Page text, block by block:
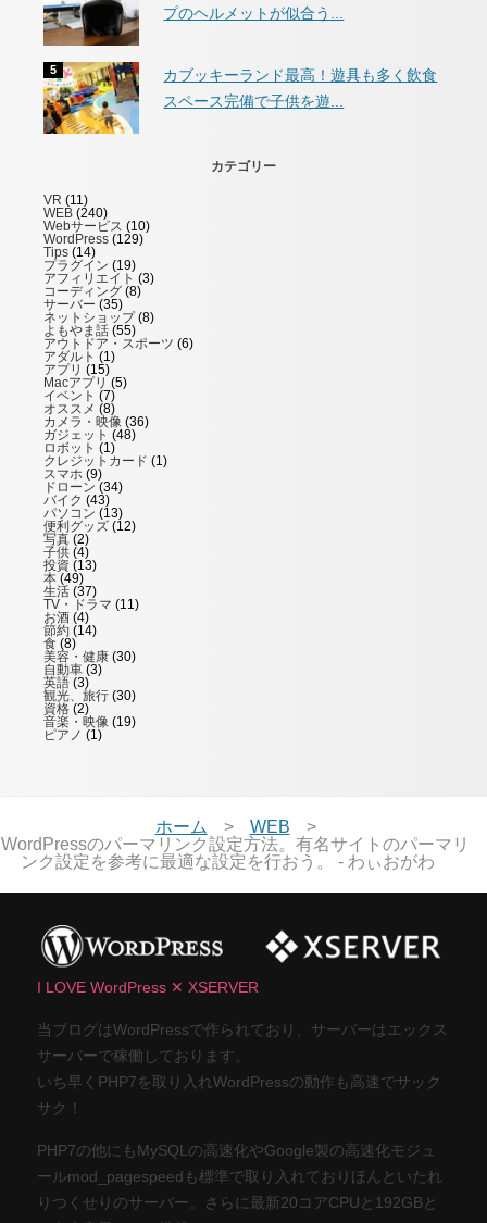
プのヘルメットが似合う...
カブッキーランド最高！遊具も多く飲食
スペース完備で子供を遊...
カテゴリー
VR (11)
WEB (240)
Webサービス (10)
WordPress (129)
Tips (14)
プラグイン (19)
アフィリエイト (3)
コーディング (8)
サーバー (35)
ネットショップ(8)
よもやま話 (55)
アウトドア・スポーツ (6)
アダルト (1)
アプリ (15)
Macアプリ (5)
イベント (7)
オススメ (8)
カメラ・映像 (36)
ガジェット (48)
ロボット (1)
クレジットカード (1)
スマホ (9)
ドローン (34)
バイク (43)
パソコン (13)
便利グッズ (12)
写真 (2)
子供 (4)
投資 (13)
本 (49)
生活 (37)
TV・ドラマ (11)
お酒 (4)
節約 (14)
食 (8)
美容・健康 (30)
自動車 (3)
英語 (3)
観光、旅行 (30)
資格 (2)
音楽・映像 (19)
ピアノ (1)
ホーム
WEB
WordPressのパーマリンク設定方法。有名サイトのパーマリ
ンク設定を参考に最適な設定を行おう。 - わぃおがわ
I LOVE WordPress ✕ XSERVER
当ブログはWordPressで作られており、サーバーはエックス
サーバーで稼働しております。
いち早くPHP7を取り入れWordPressの動作も高速でサック
サク！
PHP7の他にもMySQLの高速化やGoogle製の高速化モジュ
ールmod_pagespeedも標準で取り入れておりほんといたれ
りつくせりのサーバー。さらに最新20コアCPUと192GBと